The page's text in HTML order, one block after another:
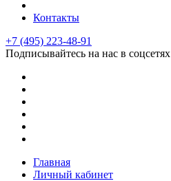
Контакты
+7 (495) 223-48-91
Подписывайтесь на нас в соцсетях
Главная
Личный кабинет